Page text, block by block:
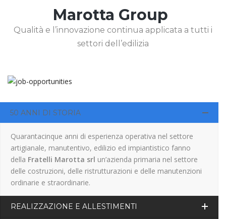
Marotta Group
Qualità e l’innovazione continua applicata a tutti i
settori dell’edilizia
50 ANNI DI STORIA
Quarantacinque anni di esperienza operativa nel settore
artigianale, manutentivo, edilizio ed impiantistico fanno
della Fratelli Marotta srl un’azienda primaria nel settore
delle costruzioni, delle ristrutturazioni e delle manutenzioni
ordinarie e straordinarie.
REALIZZAZIONE E ALLESTIMENTI